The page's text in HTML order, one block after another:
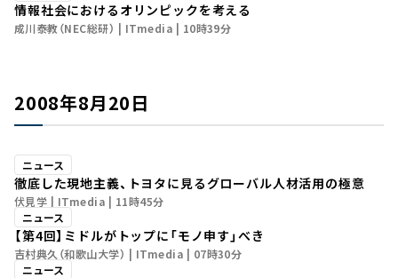
情報社会におけるオリンピックを考える
成川泰教（NEC総研） ITmedia 10時39分
2008年8月20日
ニュース
徹底した現地主義、トヨタに見るグローバル人材活用の極意
伏見学 ITmedia
11時45分
ニュース
【第4回】ミドルがトップに「モノ申す」べき
吉村典久（和歌山大学） ITmedia
07時30分
ニュース